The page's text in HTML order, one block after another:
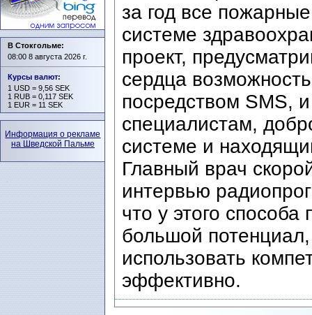
за год все
системе
проект,
сердца
посредством SMS,
специалистам,
системе и
Главный врач
интервью
что у этого
большой
использовать
эффективно.
В Стокгольме:
08:00 8 августа 2026 г.
Курсы валют:
1 USD = 9,56 SEK
1 RUB = 0,117 SEK
1 EUR = 11 SEK
Информация о рекламе
на Шведской Пальме